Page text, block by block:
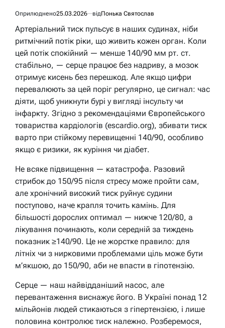
Оприлюднено25.03.2026 відПонька Святослав
Артеріальний тиск пульсує в наших судинах, ніби
ритмічний потік ріки, що живить кожен орган. Коли
цей потік спокійний — менше 140/90 мм рт. ст.
стабільно, — серце працює без надриву, а мозок
отримує кисень без перешкод. Але якщо цифри
перевалюють за цей поріг регулярно, це сигнал: час
діяти, щоб уникнути бурі у вигляді інсульту чи
інфаркту. Згідно з рекомендаціями Європейського
товариства кардіологів (escardio.org), збивати тиск
варто при стійкому перевищенні 140/90, особливо
якщо є ризики, як куріння чи діабет.
Не всяке підвищення — катастрофа. Разовий
стрибок до 150/95 після стресу може пройти сам,
але хронічний високий тиск руйнує судини
поступово, наче крапля точить камінь. Для
більшості дорослих оптимал — нижче 120/80, а
лікування починають, коли середній за тиждень
показник ≥140/90. Це не жорстке правило: для
літніх чи з нирковими проблемами ціль може бути
м’якшою, до 150/90, аби не впасти в гіпотензію.
Серце — наш найвідданіший насос, але
перевантаження виснажує його. В Україні понад 12
мільйонів людей стикаються з гіпертензією, і лише
половина контролює тиск належно. Розберемося,